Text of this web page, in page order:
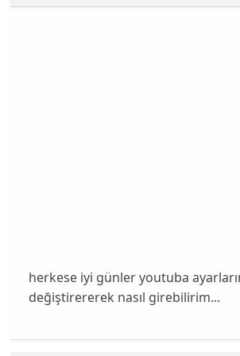
herkese iyi günler youtuba
değiştirererek nasıl girebilirim...